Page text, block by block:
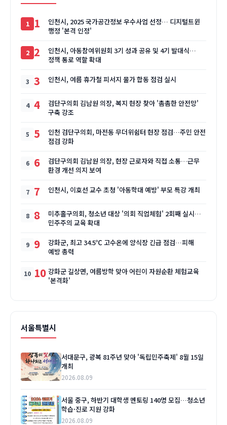
1
인천시, 2025 국가공간정보 우수사업 선정… 디지털트윈
행정 '본격 인정'
2
인천시, 아동참여위원회 3기 성과 공유 및 4기 발대식…
정책 통로 역할 확대
3 인천시, 여름 휴가철 피서지 물가 합동 점검 실시
4
검단구의회 김남원 의장, 복지 현장 찾아 '촘촘한 안전망'
구축 강조
5
인천 검단구의회, 마전동 무더위쉼터 현장 점검…주민 안전
점검 강화
6
검단구의회 김남원 의장, 현장 근로자와 직접 소통…근무
환경 개선 의지 보여
7 인천시, 이호선 교수 초청 '아동학대 예방' 부모 특강 개최
8
미추홀구의회, 청소년 대상 '의회 직업체험' 2회째 실시…
민주주의 교육 확대
9
강화군, 최고 34.5℃ 고수온에 양식장 긴급 점검…피해
예방 총력
10 강화군 길상면, 여름방학 맞아 어린이 자원순환 체험교육
'본격화'
서울특별시
서대문구, 광복 81주년 맞아 '독립민주축제' 8월 15일
개최
2026.08.09
서울 중구, 하반기 대학생 멘토링 140명 모집…청소년
학습·진로 지원 강화
2026.08.09